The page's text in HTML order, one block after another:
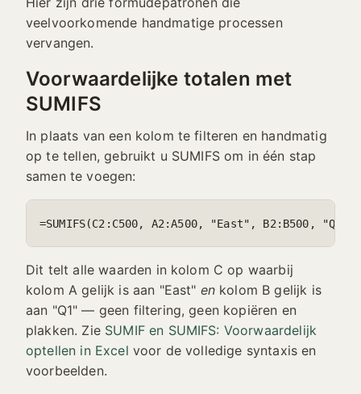
veelvoorkomende handmatige processen
vervangen.
Voorwaardelijke totalen met
SUMIFS
In plaats van een kolom te filteren en handmatig
op te tellen, gebruikt u SUMIFS om in één stap
samen te voegen:
=SUMIFS(C2:C500, A2:A500, "East", B2:B500, "Q1")
Dit telt alle waarden in kolom C op waarbij
kolom A gelijk is aan "East" enkolom B gelijk is
aan "Q1" — geen filtering, geen kopiëren en
plakken. Zie SUMIF en SUMIFS: Voorwaardelijk
optellen in Excel voor de volledige syntaxis en
voorbeelden.